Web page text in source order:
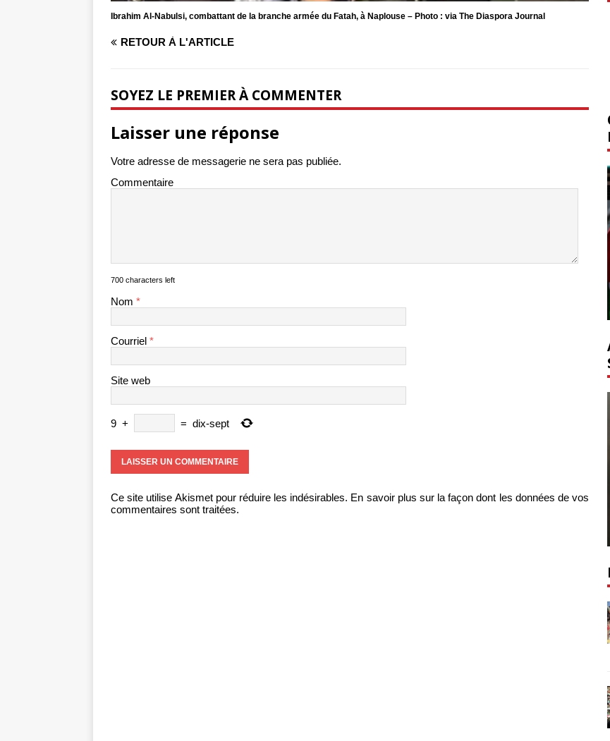
Ibrahim Al-Nabulsi, combattant de la branche armée du Fatah, à Naplouse – Photo : via The Diaspora Journal
RETOUR À L'ARTICLE
SOYEZ LE PREMIER À COMMENTER
Laisser une réponse
Votre adresse de messagerie ne sera pas publiée.
Commentaire
700 characters left
Nom *
Courriel *
Site web
9 + = dix-sept
Ce site utilise Akismet pour réduire les indésirables. En savoir plus sur la façon dont les données de vos
commentaires sont traitées.